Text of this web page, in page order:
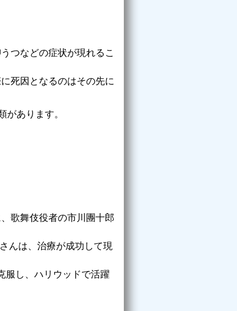
つなどの症状が現れるこ
死因となるのはその先に
あります。
歌舞伎役者の市川團十郎
んは、治療が成功して現
服し、ハリウッドで活躍